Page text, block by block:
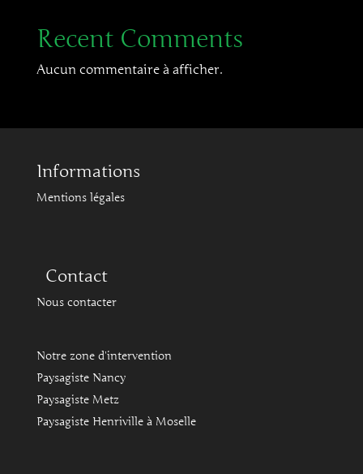
Recent Comments
Aucun commentaire à afficher.
Informations
Mentions légales
Contact
Nous contacter
Notre zone d'intervention
Paysagiste Nancy
Paysagiste Metz
Paysagiste Henriville à Moselle